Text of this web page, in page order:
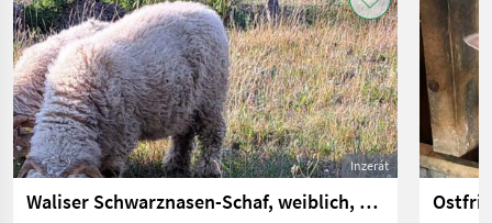
Inzerát
Waliser Schwarznasen-Schaf, weiblich, zu verkaufen